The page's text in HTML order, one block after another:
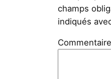
champs
indiqués
Commentaire